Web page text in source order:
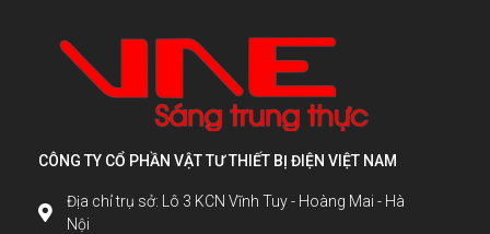
CÔNG TY CỔ PHẦN VẬT TƯ THIẾT BỊ ĐIỆN VIỆT NAM
Địa chỉ trụ sở: Lô 3 KCN Vĩnh Tuy - Hoàng Mai - Hà
Nội